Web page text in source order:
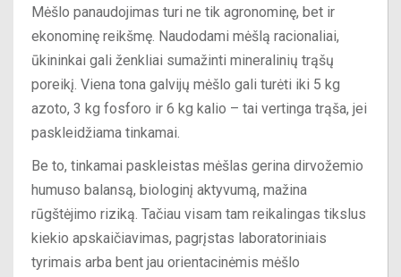
Mėšlo panaudojimas turi ne tik agronominę, bet ir
ekonominę reikšmę. Naudodami mėšlą racionaliai,
ūkininkai gali ženkliai sumažinti mineralinių trąšų
poreikį. Viena tona galvijų mėšlo gali turėti iki 5 kg
azoto, 3 kg fosforo ir 6 kg kalio – tai vertinga trąša, jei
paskleidžiama tinkamai.
Be to, tinkamai paskleistas mėšlas gerina dirvožemio
humuso balansą, biologinį aktyvumą, mažina
rūgštėjimo riziką. Tačiau visam tam reikalingas tikslus
kiekio apskaičiavimas, pagrįstas laboratoriniais
tyrimais arba bent jau orientacinėmis mėšlo